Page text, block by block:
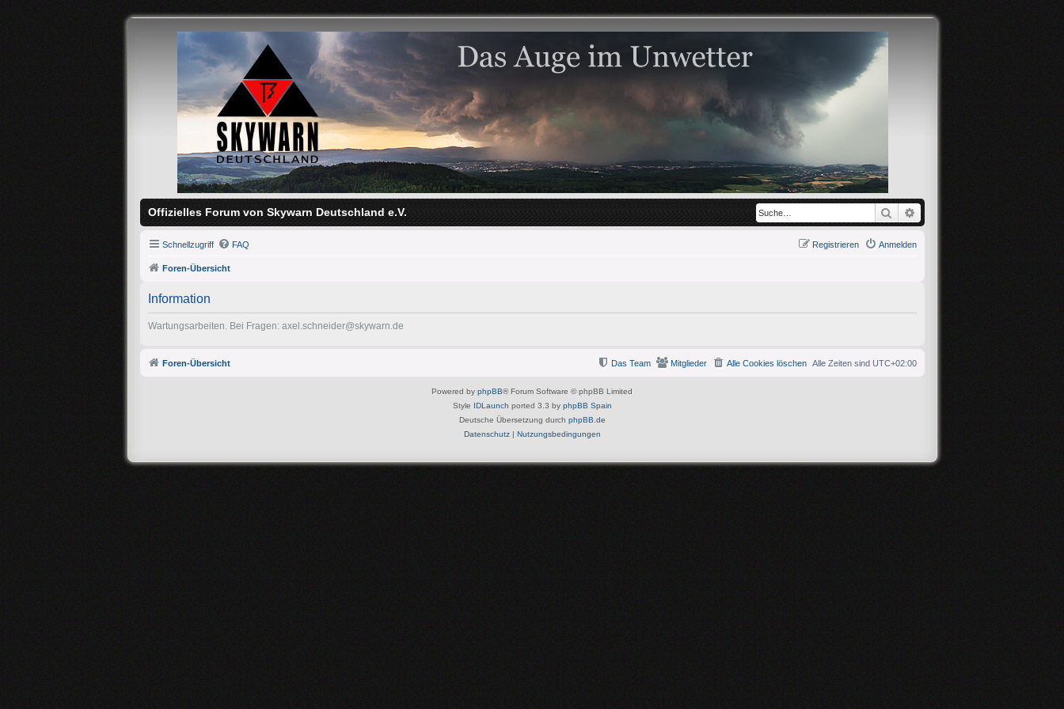
Offizielles Forum von Skywarn Deutschland e.V. Suche
Schnellzugriff FAQ Anmelden
Registrieren
Foren-Übersicht
Information
Wartungsarbeiten. Bei Fragen: axel.schneider@skywarn.de
Foren-Übersicht Alle Zeiten sind UTC+02:00
Alle Cookies löschen
Mitglieder
Das Team
Powered by phpBB® Forum Software © phpBB Limited
Style IDLaunch ported 3.3 by phpBB Spain
Deutsche Übersetzung durch phpBB.de
Datenschutz| Nutzungsbedingungen